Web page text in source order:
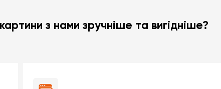
з нами зручніше та вигідніше?